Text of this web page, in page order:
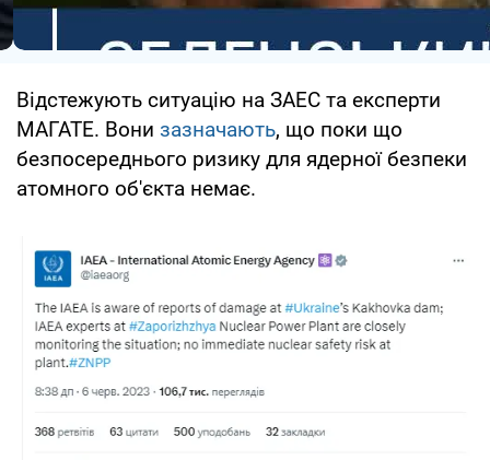
Відстежують ситуацію на ЗАЕС та експерти
МАГАТЕ. Вони зазначають, що поки що
безпосереднього ризику для ядерної безпеки
атомного об'єкта немає.